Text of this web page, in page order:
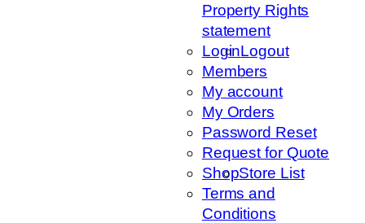
Property Rights
statement
LoginLogout
Members
My account
My Orders
Password Reset
Request for Quote
ShopStore List
Terms and
Conditions